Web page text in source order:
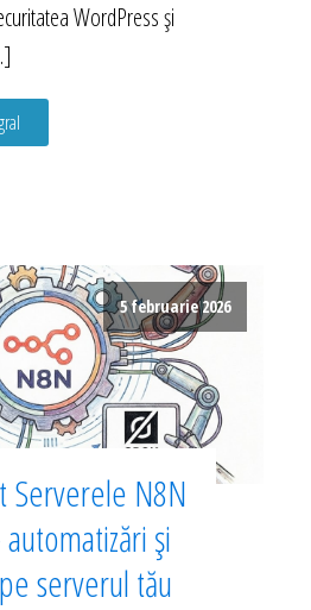
WordPress și
5 februarie 2026
Serverele N8N
și
serverul tău